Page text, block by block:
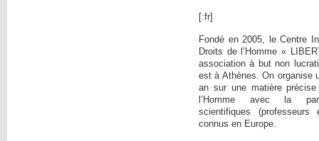
[:fr]
Fondé en 2005, le Centre
Droits de l’Homme «
association à but non
est à Athènes. On organise
an sur une matière
l’Homme avec la
scientifiques
connus en Europe.